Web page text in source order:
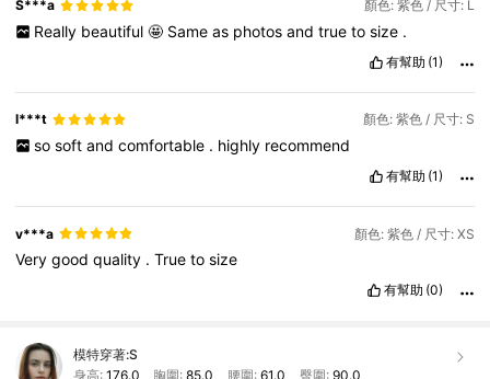
S***a 顏色: 紫色 / 尺寸: L
Really beautiful 🤩 Same as photos and true to size .
有幫助 (1)
l***t 顏色: 紫色 / 尺寸: S
so soft and comfortable . highly recommend
有幫助 (1)
v***a 顏色: 紫色 / 尺寸: XS
Verygoodquality .Truetosize
有幫助 (0)
模特穿著:S
身高: 176.0 胸圍:85.0 腰圍: 61.0 臀圍: 90.0